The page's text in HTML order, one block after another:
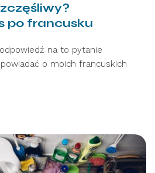
po francusku
na to pytanie
o moich francuskich